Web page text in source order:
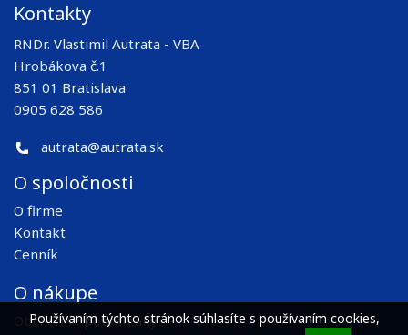
Kontakty
RNDr. Vlastimil Autrata - VBA
Hrobákova č.1
851 01 Bratislava
0905 628 586
autrata@autrata.sk
O spoločnosti
O firme
Kontakt
Cenník
O nákupe
Obchodné podmienky
Používaním týchto stránok súhlasíte s používaním cookies,